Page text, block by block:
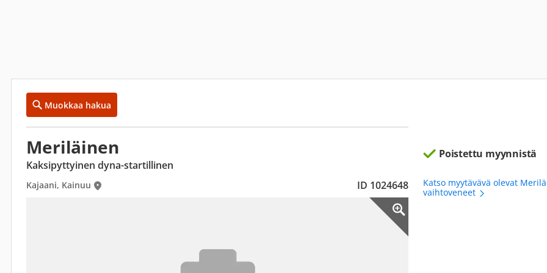
Muokkaa hakua
Meriläinen
Kaksipyttyinen dyna-startillinen
Kajaani, Kainuu ID 1024648
Poistettu myynnistä
Katso myytävävä olevat
vaihtoveneet